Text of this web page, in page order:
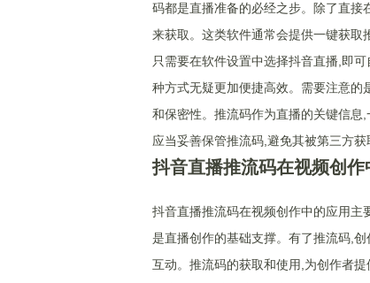
码都是直播准备的必经之步。除了直
来获取。这类软件通常会提供一键获取
只需要在软件设置中选择抖音直播,即
种方式无疑更加便捷高效。需要注意的
和保密性。推流码作为直播的关键信
应当妥善保管推流码,避免其被第三方获
抖音直播推流码在视频创作
抖音直播推流码在视频创作中的应用
是直播创作的基础支撑。有了推流码,
互动。推流码的获取和使用,为创作者